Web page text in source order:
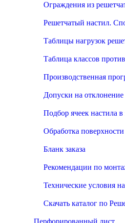
Ограждения из
Решетчатый настил.
Таблицы нагрузок
Таблица классов
Производственная
Допуски на отклонение
Подбор ячеек настила
Обработка
Бланк заказа
Рекомендации по
Технические условия
Скачать каталог по
Перфорированный лист